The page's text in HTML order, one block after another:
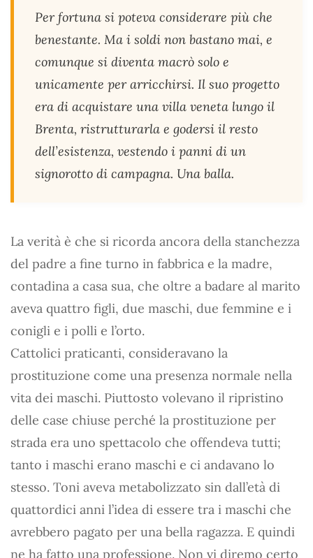
Per fortuna si poteva considerare più che
benestante. Ma i soldi non bastano mai, e
comunque si diventa macrò solo e
unicamente per arricchirsi. Il suo progetto
era di acquistare una villa veneta lungo il
Brenta, ristrutturarla e godersi il resto
dell’esistenza, vestendo i panni di un
signorotto di campagna. Una balla.
La verità è che si ricorda ancora della stanchezza
del padre a fine turno in fabbrica e la madre,
contadina a casa sua, che oltre a badare al marito
aveva quattro figli, due maschi, due femmine e i
conigli e i polli e l’orto.
Cattolici praticanti, consideravano la
prostituzione come una presenza normale nella
vita dei maschi. Piuttosto volevano il ripristino
delle case chiuse perché la prostituzione per
strada era uno spettacolo che offendeva tutti;
tanto i maschi erano maschi e ci andavano lo
stesso. Toni aveva metabolizzato sin dall’età di
quattordici anni l’idea di essere tra i maschi che
avrebbero pagato per una bella ragazza. E quindi
ne ha fatto una professione. Non vi diremo certo